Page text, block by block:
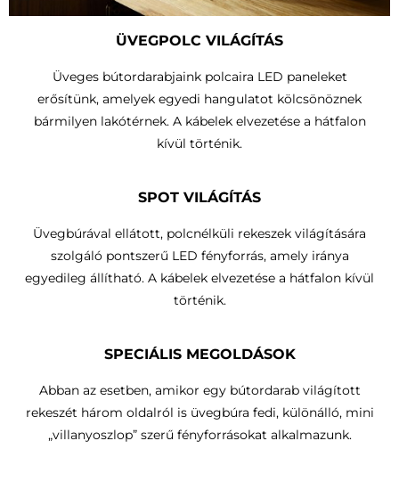
ÜVEGPOLC VILÁGÍTÁS
Üveges bútordarabjaink polcaira LED paneleket
erősítünk, amelyek egyedi hangulatot kölcsönöznek
bármilyen lakótérnek. A kábelek elvezetése a hátfalon
kívül történik.
SPOT VILÁGÍTÁS
Üvegbúrával ellátott, polcnélküli rekeszek világítására
szolgáló pontszerű LED fényforrás, amely iránya
egyedileg állítható. A kábelek elvezetése a hátfalon kívül
történik.
SPECIÁLIS MEGOLDÁSOK
Abban az esetben, amikor egy bútordarab világított
rekeszét három oldalról is üvegbúra fedi, különálló, mini
„villanyoszlop” szerű fényforrásokat alkalmazunk.